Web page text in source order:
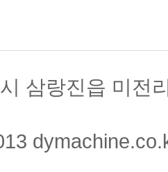
삼랑진읍 미전